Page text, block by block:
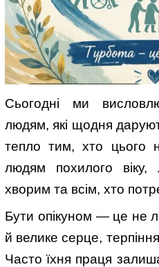
Сьогодні ми
людям, які щодня
тепло тим, хто цього
людям похилого віку,
хворим та всім, хто
Бути опікуном — це не
й велике серце,
Часто їхня праця